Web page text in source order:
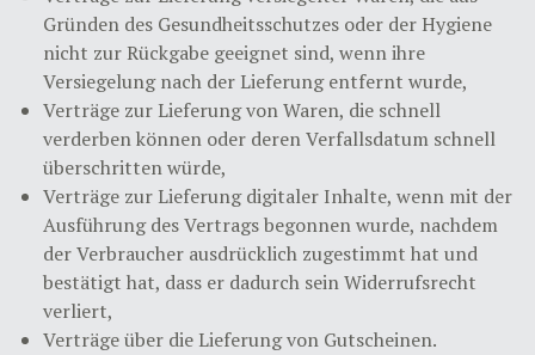
Gründen des Gesundheitsschutzes oder der Hygiene
nicht zur Rückgabe geeignet sind, wenn ihre
Versiegelung nach der Lieferung entfernt wurde,
Verträge zur Lieferung von Waren, die schnell
verderben können oder deren Verfallsdatum schnell
überschritten würde,
Verträge zur Lieferung digitaler Inhalte, wenn mit der
Ausführung des Vertrags begonnen wurde, nachdem
der Verbraucher ausdrücklich zugestimmt hat und
bestätigt hat, dass er dadurch sein Widerrufsrecht
verliert,
Verträge über die Lieferung von Gutscheinen.